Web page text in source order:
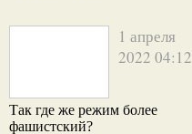
1 апреля
2022 04:12
Так где же режим более
фашистский?